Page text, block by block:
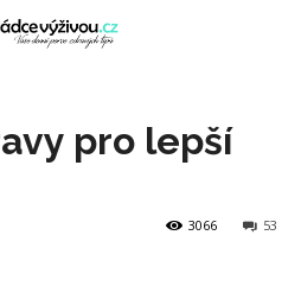
pro lepší
53
3066